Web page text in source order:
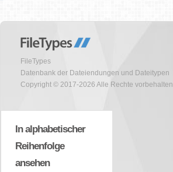
FileTypes
Datenbank der Dateiendungen und Dateitypen
Copyright © 2017-2026 Alle Rechte vorbehalten
In alphabetischer
Reihenfolge
ansehen